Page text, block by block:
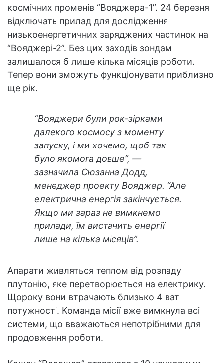
космічних променів “Вояджера-1”. 24 березня
відключать прилад для дослідження
низькоенергетичних заряджених частинок на
“Вояджері-2”. Без цих заходів зондам
залишалося б лише кілька місяців роботи.
Тепер вони зможуть функціонувати приблизно
ще рік.
“Вояджери були рок-зірками
далекого космосу з моменту
запуску, і ми хочемо, щоб так
було якомога довше”, —
зазначила Сюзанна Додд,
менеджер проекту Вояджер. “Але
електрична енергія закінчується.
Якщо ми зараз не вимкнемо
прилади, їм вистачить енергії
лише на кілька місяців”.
Апарати живляться теплом від розпаду
плутонію, яке перетворюється на електрику.
Щороку вони втрачають близько 4 ват
потужності. Команда місії вже вимкнула всі
системи, що вважаються непотрібними для
продовження роботи.